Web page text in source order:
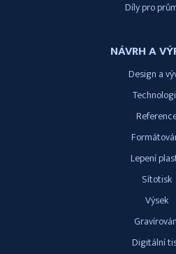
Díly pro
NÁVRH A
Design a
Lepení
Sítotisk
Výsek
Digitální